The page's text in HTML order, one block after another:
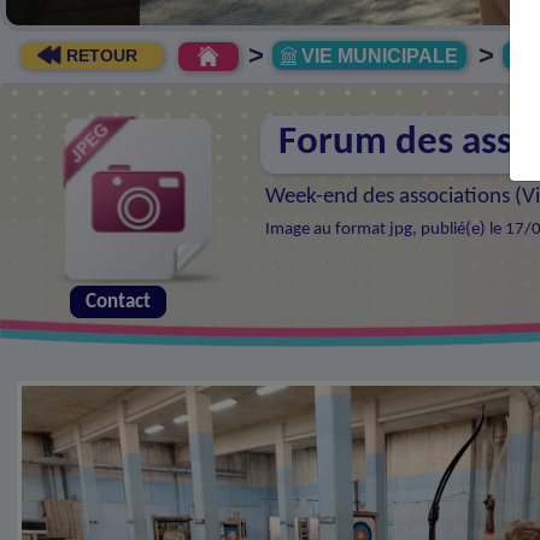
RETOUR > VIE MUNICIPALE >
Forum des
Week-end des associations (
Image au format jpg, publié(e) le
Contact